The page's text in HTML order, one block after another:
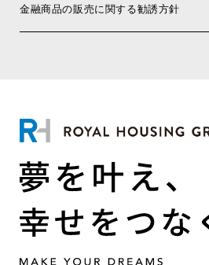
金融商品の販売に関する勧誘方針